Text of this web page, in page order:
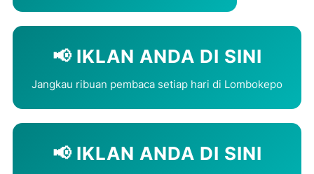
📢 IKLAN ANDA DI SINI
Jangkau ribuan pembaca setiap hari di Lombokepo
📢 IKLAN ANDA DI SINI